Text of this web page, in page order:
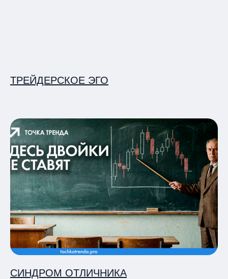
ТРЕЙДЕРСКОЕ ЭГО
СИНДРОМ ОТЛИЧНИКА